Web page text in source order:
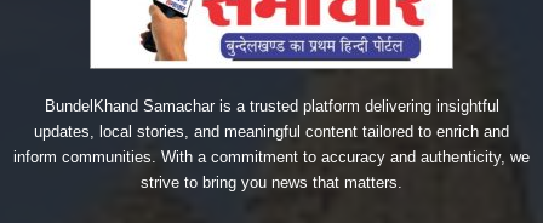
BundelKhand Samachar is a trusted platform delivering insightful
updates, local stories, and meaningful content tailored to enrich and
inform communities. With a commitment to accuracy and authenticity, we
strive to bring you news that matters.